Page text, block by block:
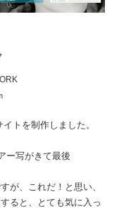
トを制作しました。
ー写がきて最後
が、これだ！と思い、
ると、とても気に入っ